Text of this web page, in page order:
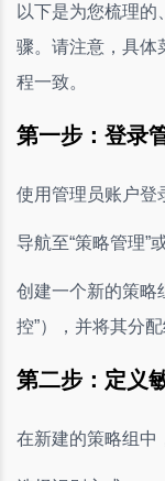
以下是为您梳理
骤。请注意，具体
程一致。
第一步：登录
使用管理员账户登
导航至“策略管理”
创建一个新的策略
控”），并将其分
第二步：定义
在新建的策略组中